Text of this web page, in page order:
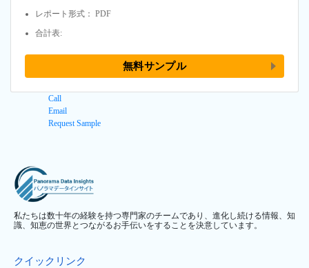
レポート形式： PDF
合計表:
無料サンプル
Call
Email
Request Sample
私たちは数十年の経験を持つ専門家のチームであり、進化し続ける情報、知
識、知恵の世界とつながるお手伝いをすることを決意しています。
クイックリンク